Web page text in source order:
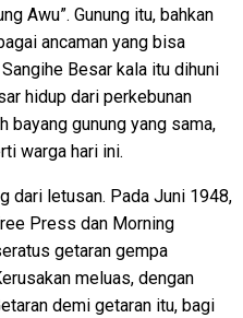
Awu”. Gunung itu, bahkan
ancaman yang bisa
Besar kala itu dihuni
hidup dari perkebunan
bayang gunung yang sama,
warga hari ini.
dari letusan. Pada Juni 1948,
Press dan Morning
getaran gempa
meluas, dengan
demi getaran itu, bagi